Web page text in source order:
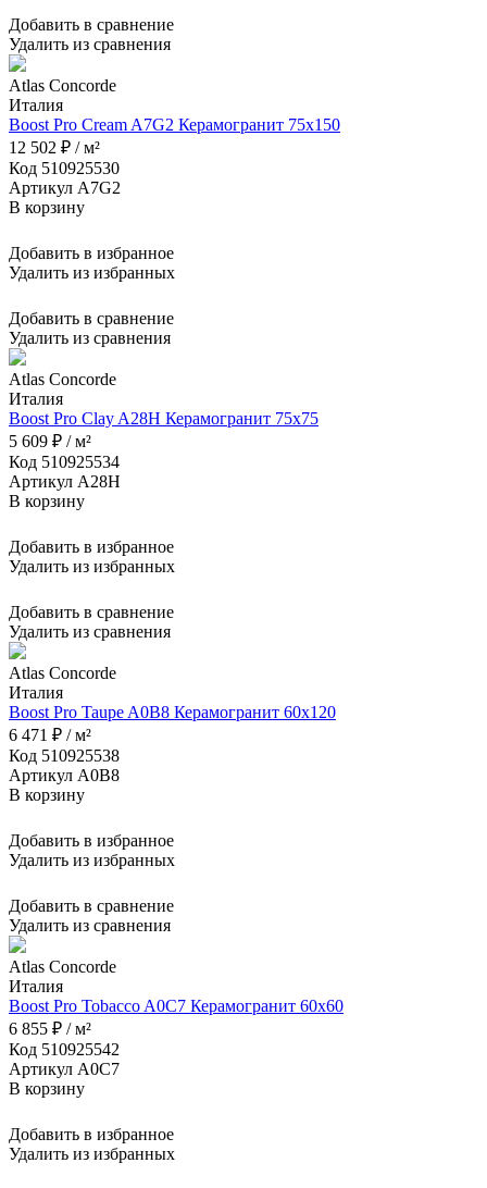
Добавить в сравнение
Удалить из сравнения
Atlas Concorde
Италия
Boost Pro Cream A7G2 Керамогранит 75x150
12 502 ₽ / м²
Код 510925530
Артикул A7G2
В корзину
Добавить в избранное
Удалить из избранных
Добавить в сравнение
Удалить из сравнения
Atlas Concorde
Италия
Boost Pro Clay A28H Керамогранит 75x75
5 609 ₽ / м²
Код 510925534
Артикул A28H
В корзину
Добавить в избранное
Удалить из избранных
Добавить в сравнение
Удалить из сравнения
Atlas Concorde
Италия
Boost Pro Taupe A0B8 Керамогранит 60x120
6 471 ₽ / м²
Код 510925538
Артикул A0B8
В корзину
Добавить в избранное
Удалить из избранных
Добавить в сравнение
Удалить из сравнения
Atlas Concorde
Италия
Boost Pro Tobacco A0C7 Керамогранит 60x60
6 855 ₽ / м²
Код 510925542
Артикул A0C7
В корзину
Добавить в избранное
Удалить из избранных